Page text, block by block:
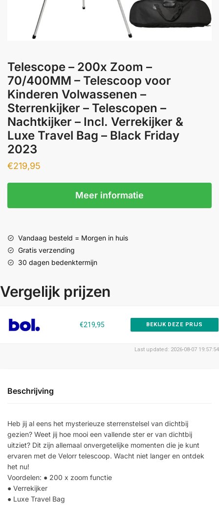
Telescope – 200x Zoom –
70/400MM – Telescoop voor
Kinderen Volwassenen –
Sterrenkijker – Telescopen –
Nachtkijker – Incl. Verrekijker &
Luxe Travel Bag – Black Friday
2023
€219,95
Meer informatie
Vandaag besteld = Morgen in huis
Gratis verzending
30 dagen bedenktermijn
Vergelijk prijzen
€219,95 BEKIJK DEZE PRIJS
Last updated: 2026-08-07 19:57:54
Beschrijving
Heb jij al eens het mysterieuze sterrenstelsel van dichtbij
gezien? Weet jij hoe mooi een vallende ster er van dichtbij
uitziet? Dit zijn allemaal onvergetelijke momenten die je kunt
ervaren met de Velorr telescoop. Wacht niet langer en ontdek
het nu!
Voordelen: ● 200 x zoom functie
● Verrekijker
● Luxe Travel Bag